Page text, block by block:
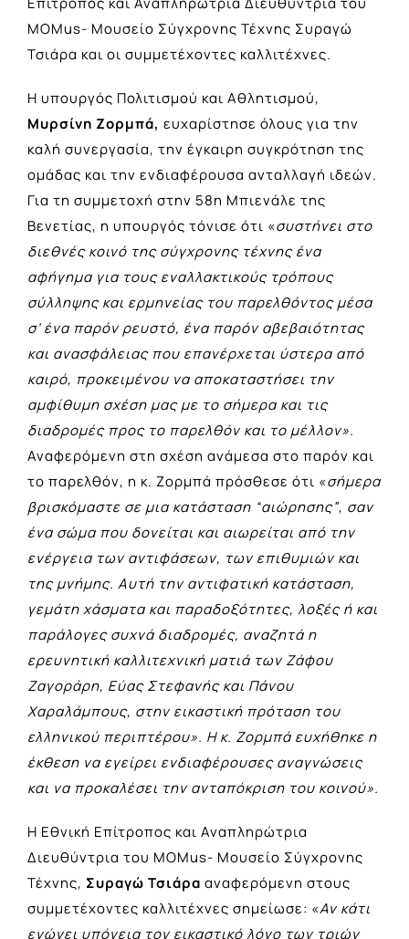
MOMus- Μουσείο Σύγχρονης Τέχνης Συραγώ
Τσιάρα και οι συμμετέχοντες καλλιτέχνες.
Η υπουργός Πολιτισμού και Αθλητισμού,
Μυρσίνη Ζορμπά, ευχαρίστησε όλους για την
καλή συνεργασία, την έγκαιρη συγκρότηση της
ομάδας και την ενδιαφέρουσα ανταλλαγή ιδεών.
Για τη συμμετοχή στην 58η Μπιενάλε της
Βενετίας, η υπουργός τόνισε ότι «συστήνει στο
διεθνές κοινό της σύγχρονης τέχνης ένα
αφήγημα για τους εναλλακτικούς τρόπους
σύλληψης και ερμηνείας του παρελθόντος μέσα
σ’ ένα παρόν ρευστό, ένα παρόν αβεβαιότητας
και ανασφάλειας που επανέρχεται ύστερα από
καιρό, προκειμένου να αποκαταστήσει την
αμφίθυμη σχέση μας με το σήμερα και τις
διαδρομές προς το παρελθόν και το μέλλον».
Αναφερόμενη στη σχέση ανάμεσα στο παρόν και
το παρελθόν, η κ. Ζορμπά πρόσθεσε ότι «σήμερα
βρισκόμαστε σε μια κατάσταση “αιώρησης”, σαν
ένα σώμα που δονείται και αιωρείται από την
ενέργεια των αντιφάσεων, των επιθυμιών και
της μνήμης. Αυτή την αντιφατική κατάσταση,
γεμάτη χάσματα και παραδοξότητες, λοξές ή και
παράλογες συχνά διαδρομές, αναζητά η
ερευνητική καλλιτεχνική ματιά των Ζάφου
Ζαγοράρη, Εύας Στεφανής και Πάνου
Χαραλάμπους, στην εικαστική πρόταση του
ελληνικού περιπτέρου». Η κ. Ζορμπά ευχήθηκε η
έκθεση να εγείρει ενδιαφέρουσες αναγνώσεις
και να προκαλέσει την ανταπόκριση του κοινού».
Η Εθνική Επίτροπος και Αναπληρώτρια
Διευθύντρια του MOMus- Μουσείο Σύγχρονης
Τέχνης, Συραγώ Τσιάρα αναφερόμενη στους
συμμετέχοντες καλλιτέχνες σημείωσε: «Αν κάτι
ενώνει υπόγεια τον εικαστικό λόγο των τριών